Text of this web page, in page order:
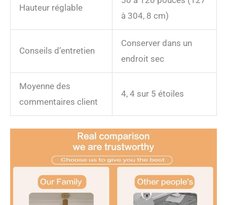
Hauteur réglable
à 304, 8 cm)
Conseils d’entretien
Conserver dans un
endroit sec
Moyenne des
commentaires client
4, 4 sur 5 étoiles